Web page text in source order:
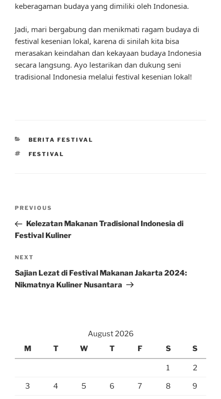
keberagaman budaya yang dimiliki oleh Indonesia.
Jadi, mari bergabung dan menikmati ragam budaya di
festival kesenian lokal, karena di sinilah kita bisa
merasakan keindahan dan kekayaan budaya Indonesia
secara langsung. Ayo lestarikan dan dukung seni
tradisional Indonesia melalui festival kesenian lokal!
CATEGORIES
BERITA FESTIVAL
TAGS
FESTIVAL
Previous
Post
PREVIOUS
Kelezatan Makanan Tradisional Indonesia di
Festival Kuliner
Next
Post
NEXT
Sajian Lezat di Festival Makanan Jakarta 2024:
Nikmatnya Kuliner Nusantara
August 2026
M
T W T F S S
1 2
3 4 5 6 7 8 9